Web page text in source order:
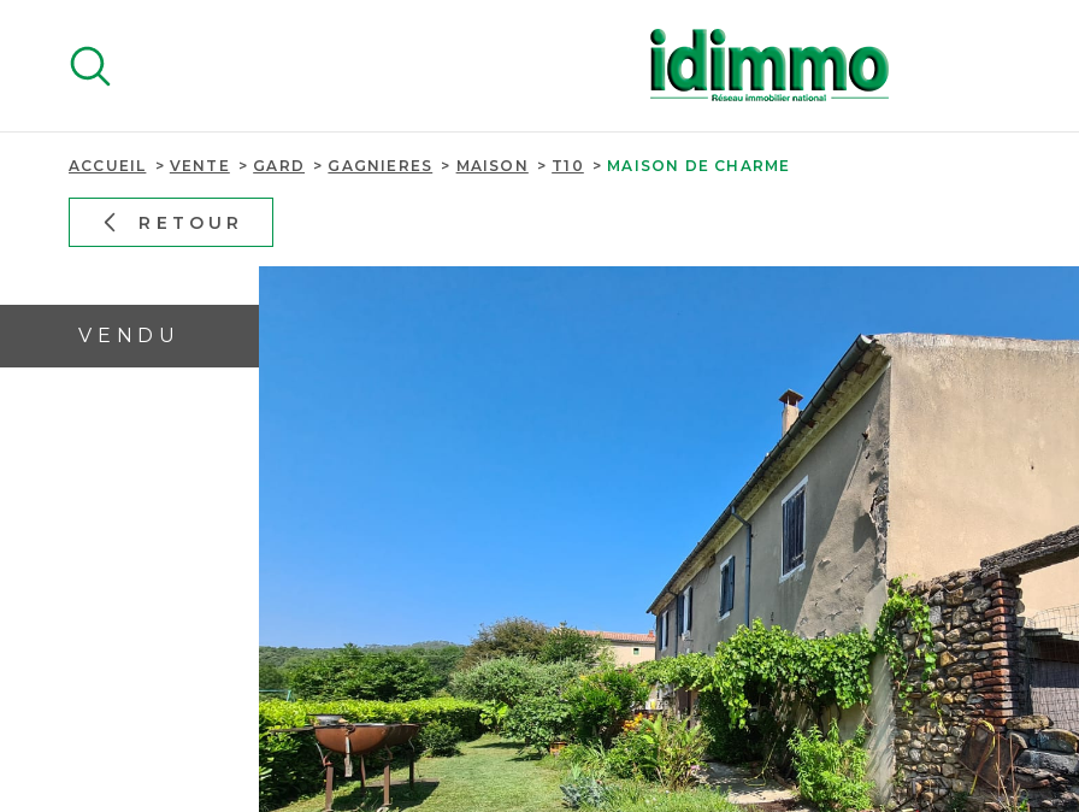
contenu
ACCUEIL VENTE GARD GAGNIERES MAISON T10 MAISON DE CHARME
RETOUR
VENDU